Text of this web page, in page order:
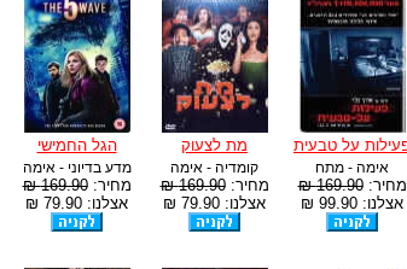
על טבעית
אימה - מתח
מחיר:169.90 ₪
אצלנו: 99.90 ₪
מת לצעוק
קומדיה - אימה
מחיר:169.90 ₪
אצלנו: 79.90 ₪
הגל החמישי
מדע בדיוני - אימה
מחיר:169.90 ₪
אצלנו: 79.90 ₪